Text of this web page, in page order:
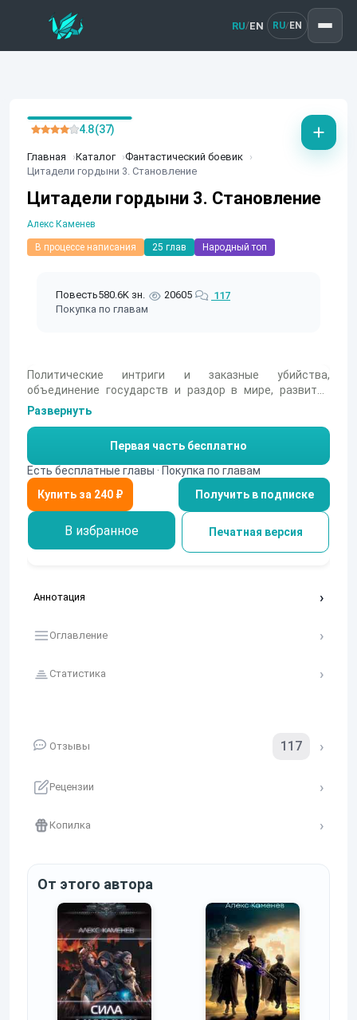
RU/EN RU/ EN
Главная Каталог
Фантастический боевик
Цитадели гордыни 3. Становление
Цитадели гордыни 3. Становление
Алекс Каменев
В процессе написания 25 глав Народный топ
Повесть580.6K зн. 20605
117
Покупка по главам
4.8 (37)
Политические интриги и заказные убийства,
объединение государств и раздор в мире, развитие
своего предприятия и финансовое давление на
конкурентов - Виктор никогда не думал, что ему
придется участвовать во всем этом лично. Боевой маг
могущественного колдовского клана вчера и чародей
на вольных хлебах сегодня, он вынужден научиться
выживать в одиночку, чтобы доказать, что достоин
входить в правящий род клана Строгановых.
Развернуть
Первая часть бесплатно
Есть бесплатные главы · Покупка по главам
Получить в подписке
В избранное Печатная версия
Аннотация
Оглавление
Статистика
Отзывы 117
Рецензии
Копилка
От этого автора